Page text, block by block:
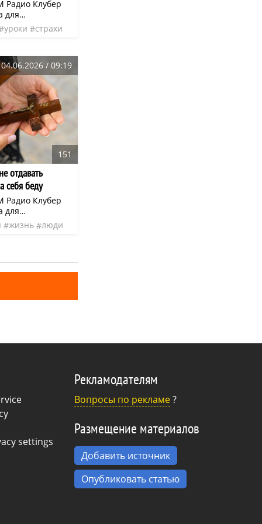
Радио Клубер
для
дел.
уроки
страхи
04.06.2026 / 09:19
151
отдавать
себя беду
Радио Клубер
для
дел.
жизнь
люди
settings
Рекламодателям
Вопросы по рекламе?
Размещение материалов
Добавить источник
Опубликовать статью